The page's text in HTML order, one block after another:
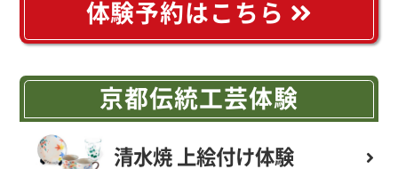
体験予約はこちら
京都伝統工芸体験
清水焼 上絵付け体験